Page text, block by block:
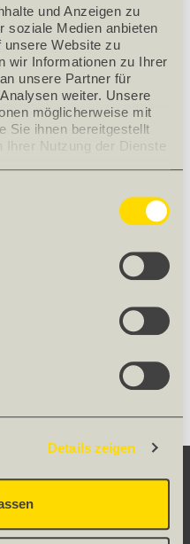
und Anzeigen zu
soziale Medien anbieten
unsere Website zu
wir Informationen zu Ihrer
unsere Partner für
weiter. Unsere
möglicherweise mit
Sie ihnen bereitgestellt
Nutzung der Dienste
Details zeigen
BFX CK02 1000
55 x 78
aus Faservlies mit